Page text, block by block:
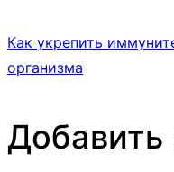
Как укрепить
организма